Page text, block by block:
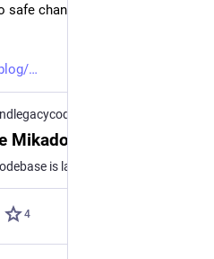
changes in a complex
4